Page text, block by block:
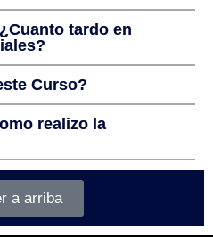
tardo en
Curso?
realizo la
a arriba